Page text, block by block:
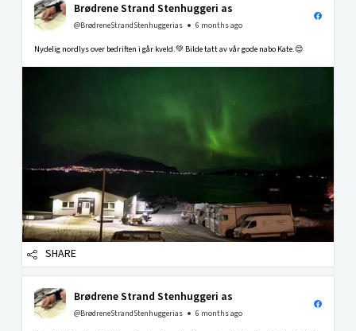
Brødrene Strand Stenhuggeri as
@BrødreneStrandStenhuggerias 6 months ago
Nydelig nordlys over bedriften i går kveld.💚 Bilde tatt av vår gode nabo Kate.😊
SHARE
Brødrene Strand Stenhuggeri as
@BrødreneStrandStenhuggerias 6 months ago